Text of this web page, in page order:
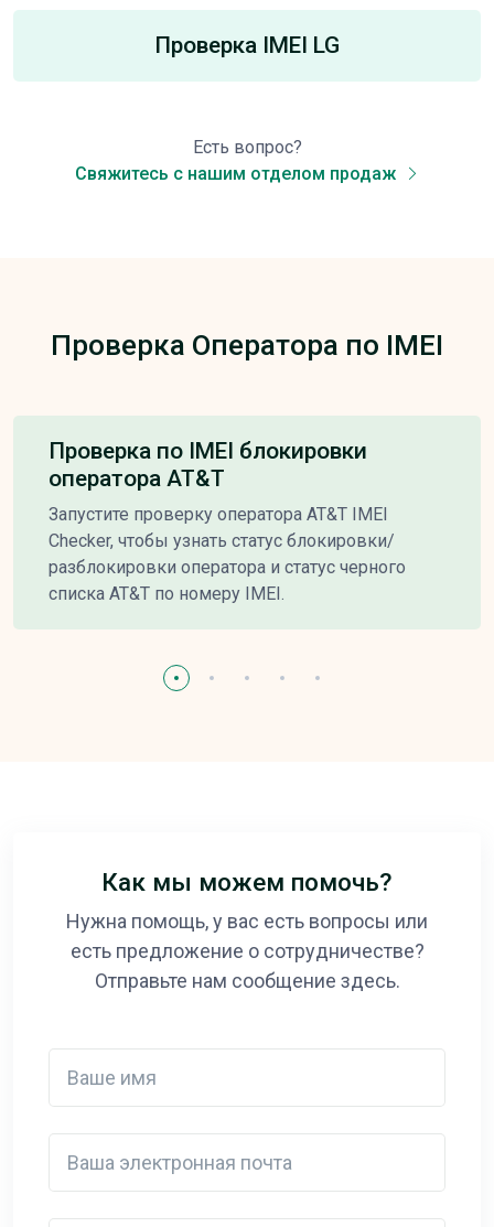
Проверка IMEI LG
Есть вопрос?
Свяжитесь с нашим отделом продаж
Проверка Оператора по IMEI
Проверка по IMEI блокировки
оператора AT&T
Запустите проверку оператора AT&T IMEI
Checker, чтобы узнать статус блокировки/
разблокировки оператора и статус черного
списка AT&T по номеру IMEI.
Как мы можем помочь?
Нужна помощь, у вас есть вопросы или
есть предложение о сотрудничестве?
Отправьте нам сообщение здесь.